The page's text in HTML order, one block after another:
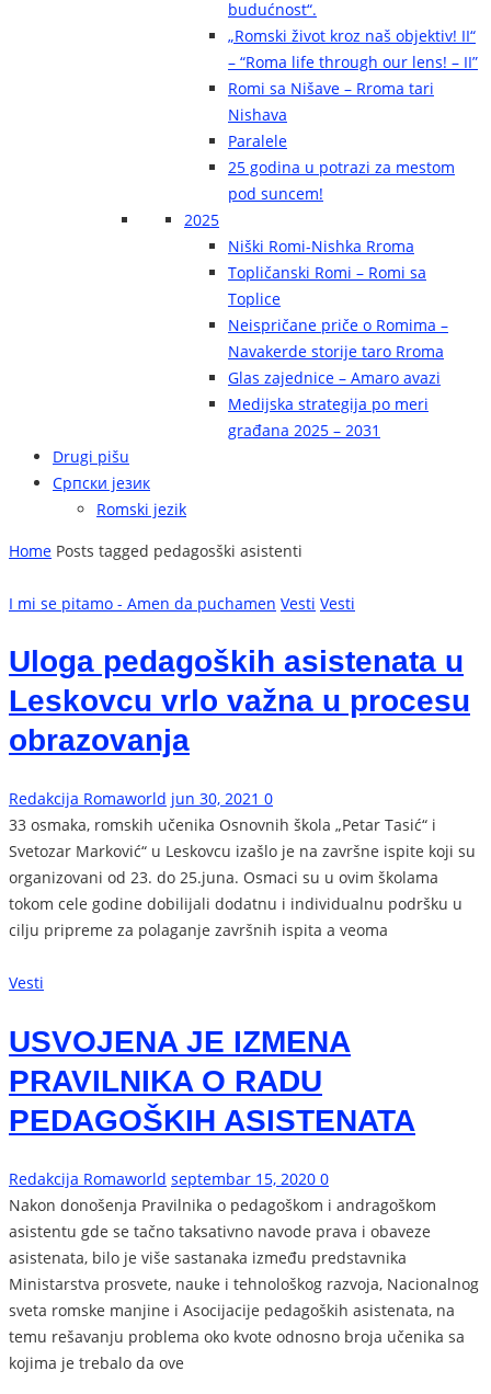
budućnost“.
„Romski život kroz naš objektiv! II“
– “Roma life through our lens! – II”
Romi sa Nišave – Rroma tari
Nishava
Paralele
25 godina u potrazi za mestom
pod suncem!
2025
Niški Romi-Nishka Rroma
Topličanski Romi – Romi sa
Toplice
Neispričane priče o Romima –
Navakerde storije taro Rroma
Glas zajednice – Amaro avazi
Medijska strategija po meri
građana 2025 – 2031
Drugi pišu
Српски језик
Romski jezik
Home Posts tagged pedagosški asistenti
I mi se pitamo - Amen da puchamen Vesti Vesti
Uloga pedagoških asistenata u
Leskovcu vrlo važna u procesu
obrazovanja
Redakcija Romaworld jun 30, 2021 0
33 osmaka, romskih učenika Osnovnih škola „Petar Tasić“ i
Svetozar Marković“ u Leskovcu izašlo je na završne ispite koji su
organizovani od 23. do 25.juna. Osmaci su u ovim školama
tokom cele godine dobilijali dodatnu i individualnu podršku u
cilju pripreme za polaganje završnih ispita a veoma
Vesti
USVOJENA JE IZMENA
PRAVILNIKA O RADU
PEDAGOŠKIH ASISTENATA
Redakcija Romaworld septembar 15, 2020 0
Nakon donošenja Pravilnika o pedagoškom i andragoškom
asistentu gde se tačno taksativno navode prava i obaveze
asistenata, bilo je više sastanaka između predstavnika
Ministarstva prosvete, nauke i tehnološkog razvoja, Nacionalnog
sveta romske manjine i Asocijacije pedagoških asistenata, na
temu rešavanju problema oko kvote odnosno broja učenika sa
kojima je trebalo da ove